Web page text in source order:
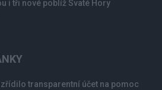
i tři nové poblíž Svaté Hory
zřídilo transparentní účet na pomoc